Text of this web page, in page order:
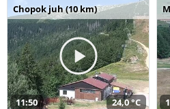
Chopok juh (10 km)
11:50 24,0 °C